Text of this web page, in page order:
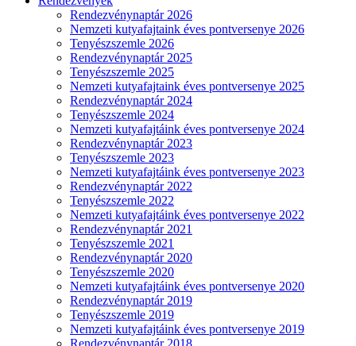
Rendezvénynaptár 2026
Nemzeti kutyafajtaink éves pontversenye 2026
Tenyészszemle 2026
Rendezvénynaptár 2025
Tenyészszemle 2025
Nemzeti kutyafajtaink éves pontversenye 2025
Rendezvénynaptár 2024
Tenyészszemle 2024
Nemzeti kutyafajtáink éves pontversenye 2024
Rendezvénynaptár 2023
Tenyészszemle 2023
Nemzeti kutyafajtáink éves pontversenye 2023
Rendezvénynaptár 2022
Tenyészszemle 2022
Nemzeti kutyafajtáink éves pontversenye 2022
Rendezvénynaptár 2021
Tenyészszemle 2021
Rendezvénynaptár 2020
Tenyészszemle 2020
Nemzeti kutyafajtáink éves pontversenye 2020
Rendezvénynaptár 2019
Tenyészszemle 2019
Nemzeti kutyafajtáink éves pontversenye 2019
Rendezvénynaptár 2018